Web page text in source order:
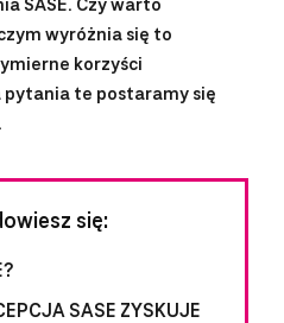
SASE. Czy warto
wyróżnia się to
korzyści
te postaramy się
się:
SASE ZYSKUJE